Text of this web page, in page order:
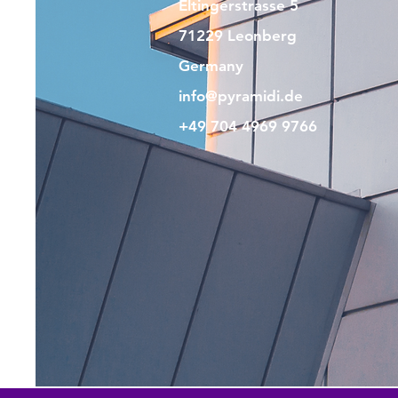
Eltingerstrasse 5
71229 Leonberg
Germany
info@pyramidi.de
+49 704 4969 9766